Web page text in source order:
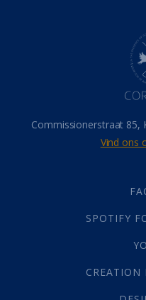
Hemel
Israel
Gebed(87)
Die
God(392)
Afgode
Almag
Commissionerstraat 85,
Vind ons
SPOTIFY
CREATION